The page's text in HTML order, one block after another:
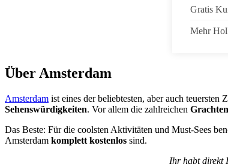
Gratis
Mehr
Über Amsterdam
Amsterdam ist eines der beliebtesten, aber auch teuersten
Sehenswürdigkeiten. Vor allem die zahlreichen Grachten
Das Beste: Für die coolsten Aktivitäten und Must-Sees
Amsterdam komplett kostenlos sind.
Ihr habt direkt